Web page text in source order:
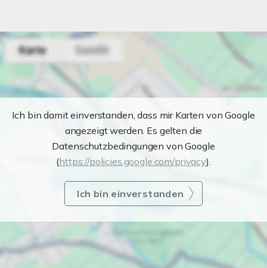
Ich bin damit einverstanden, dass mir Karten von Google
angezeigt werden. Es gelten die
Datenschutzbedingungen von Google
(https://policies.google.com/privacy).
Ich bin einverstanden